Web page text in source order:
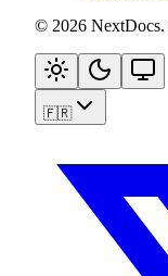
© 2026 NextDocs.
🇫🇷